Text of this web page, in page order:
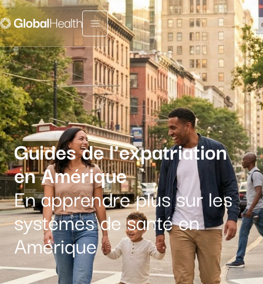
Menu fermé
Guides de l’expatriation
en Amérique
En apprendre plus sur les
systèmes de santé en
Amérique